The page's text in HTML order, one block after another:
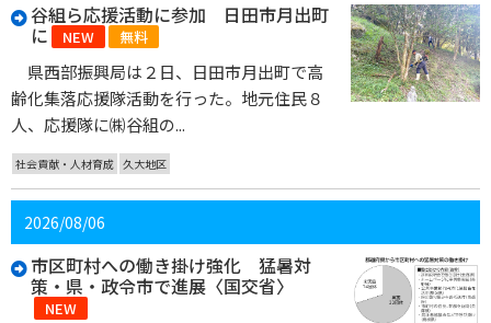
谷組ら応援活動に参加 日田市月出町
に NEW 無料
県西部振興局は２日、日田市月出町で高
齢化集落応援隊活動を行った。地元住民８
人、応援隊に㈱谷組の...
社会貢献・人材育成 久大地区
2026/08/06
市区町村への働き掛け強化 猛暑対
策・県・政令市で進展〈国交省〉
NEW